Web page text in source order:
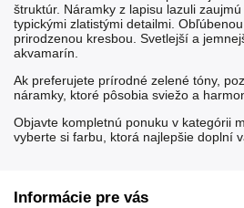
štruktúr. Náramky z lapisu lazuli
typickými zlatistými detailmi.
prirodzenou kresbou. Svetlejší a
akvamarín.
Ak preferujete prírodné zelené tóny,
náramky, ktoré pôsobia sviežo a
Objavte kompletnú ponuku v kategórii
vyberte si farbu, ktorá najlepšie doplní
Informácie pre vás